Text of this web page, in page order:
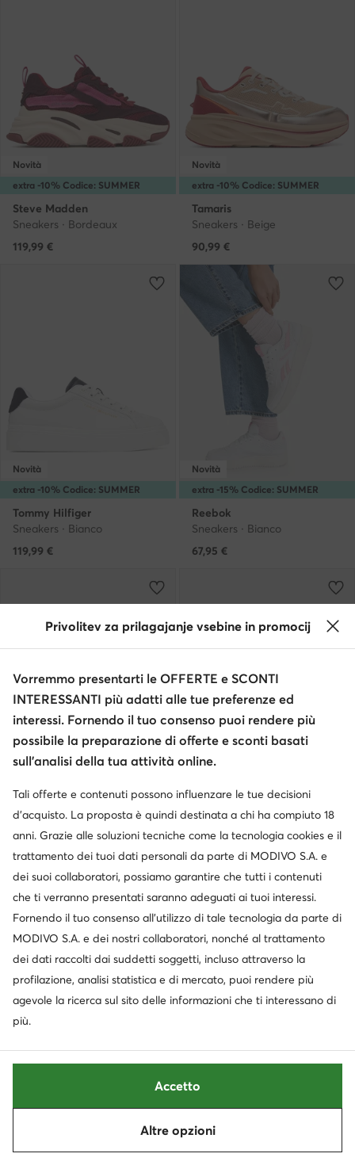
extra -10% Codice: SUMMER
Novità
Steve Madden
Sneakers · Bordeaux
119,99 €
extra -10% Codice: SUMMER
Novità
Tamaris
Sneakers · Beige
90,99 €
extra -10% Codice: SUMMER
Novità
Tommy Hilfiger
Sneakers · Bianco
119,99 €
extra -15% Codice: SUMMER
Novità
Reebok
Sneakers · Bianco
67,95 €
extra -10% Codice: SUMMER
Vans
Sneakers · Super Lowpro · Marrone
99,99€
extra -10% Codice: SUMMER
Tommy Hilfiger
Sneakers · Bianco
109,99€
Sneakers · Bianco
Privolitev za prilagajanje vsebine in promocij
Vorremmo presentarti le OFFERTE e SCONTI
INTERESSANTI più adatti alle tue preferenze ed
interessi. Fornendo il tuo consenso puoi rendere più
possibile la preparazione di offerte e sconti basati
sull’analisi della tua attività online.
Tali offerte e contenuti possono influenzare le tue decisioni
d’acquisto. La proposta è quindi destinata a chi ha compiuto 18
anni. Grazie alle soluzioni tecniche come la tecnologia cookies e il
trattamento dei tuoi dati personali da parte di MODIVO S.A. e
dei suoi collaboratori, possiamo garantire che tutti i contenuti
che ti verranno presentati saranno adeguati ai tuoi interessi.
Fornendo il tuo consenso all’utilizzo di tale tecnologia da parte di
MODIVO S.A. e dei nostri collaboratori, nonché al trattamento
dei dati raccolti dai suddetti soggetti, incluso attraverso la
profilazione, analisi statistica e di mercato, puoi rendere più
agevole la ricerca sul sito delle informazioni che ti interessano di
più.
Altre opzioni
Accetto